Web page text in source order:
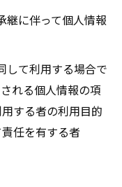
継に伴って個人情報
して利用する場合で
れる個人情報の項
する者の利用目的
任を有する者